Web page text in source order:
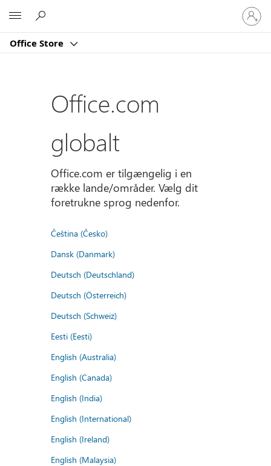
Office Store
Log
på
din
Office.com
globalt
Office.com er tilgængelig i en
række lande/områder. Vælg dit
foretrukne sprog nedenfor.
Čeština (Česko)
Dansk (Danmark)
Deutsch (Deutschland)
Deutsch (Österreich)
Deutsch (Schweiz)
Eesti (Eesti)
English (Australia)
English (Canada)
English (India)
English (International)
English (Ireland)
English (Malaysia)